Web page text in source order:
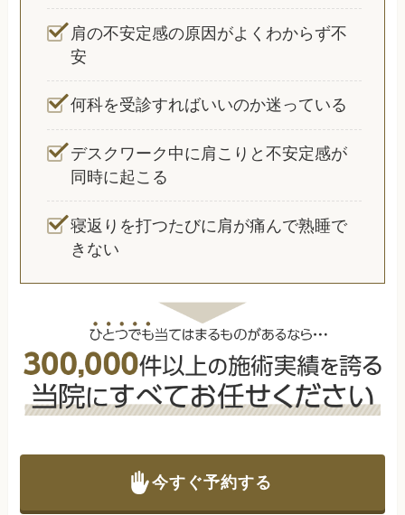
肩の不安定感の原因がよくわからず不
安
何科を受診すればいいのか迷っている
デスクワーク中に肩こりと不安定感が
同時に起こる
寝返りを打つたびに肩が痛んで熟睡で
きない
今すぐ予約する